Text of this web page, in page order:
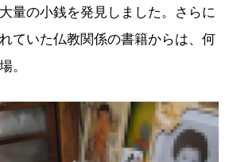
量の小銭を発見しました。さらに
ていた仏教関係の書籍からは、何
。